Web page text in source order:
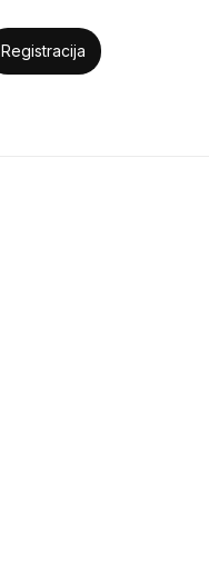
Registracija